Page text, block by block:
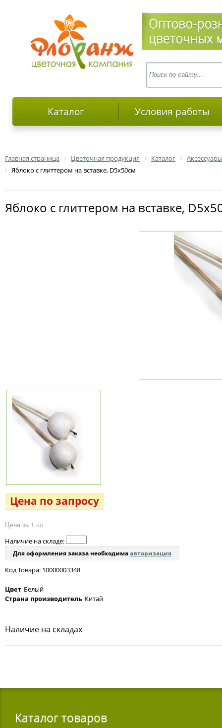
Каталог Условия работы
Главная страница Цветочная продукция Каталог
Яблоко с глиттером на вставке, D5x50см
Яблоко с глиттером на вставке,
Цена по запросу
Цена за 1 шт
Наличие на складе:
Для оформления заказа необходимаавторизация
Код Товара: 10000003348
Цвет Белый
Страна производитель Китай
Наличие на складах
Каталог товаров